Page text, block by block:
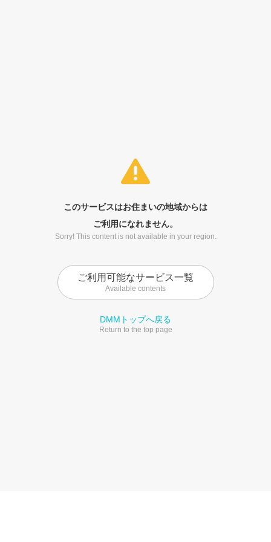
このサービスはお住まいの地域からは
ご利用になれません。
Sorry! This content is not available in your region.
ご利用可能なサービス一覧
Available contents
DMMトップへ戻る
Return to the top page